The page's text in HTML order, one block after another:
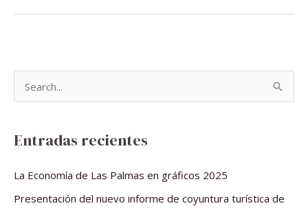
a
r
Entradas recientes
La Economía de Las Palmas en gráficos 2025
Presentación del nuevo informe de coyuntura turística de